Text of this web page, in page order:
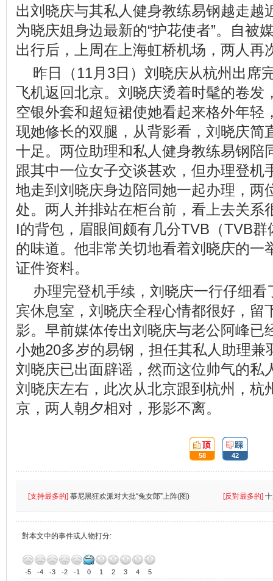
出刘晓庆与其私人健身教练易钢越走越
为晓庆姐身边最新的“护花使者”。自被
出行后，上周在上海虹桥机场，两人再
昨日（11月3日）刘晓庆从杭州出席
飞机返回北京。刘晓庆烫着时髦的卷发
空银外套和超短裙使她看起来格外年轻
现她修长的双腿，从背影看，刘晓庆简
十足。两位助理和私人健身教练易钢陪
跟其中一位女子交谈甚欢，但办理登机
地走到刘晓庆身边陪同她一起办理，两
处。两人并排站在柜台前，看上去关系
I的背包，眉眼间颇有几分TVB（TVB
的味道。他非常关切地看着刘晓庆的一
证件资料。
办理完登机手续，刘晓庆一行仔细
宾休息室，刘晓庆全程心情都很好，留
影。早前媒体传出刘晓庆与老公阿峰已
小她20多岁的易钢，担任其私人助理兼
刘晓庆已出面辟谣，然而这位帅气的私
刘晓庆左右，此次从北京跟到杭州，杭
京，两人朝夕相对，形影不离。
頂:
58
踩:
42
[支持最多的] 慕尼黑狂欢派对大批“兔女郎”上阵(图) [反對最多的]
對本文中的事件或人物打分:
-5 -4 -3 -2 -1 0 1 2 3 4 5